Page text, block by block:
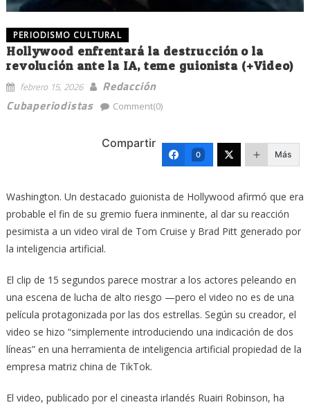
PERIODISMO CULTURAL
Hollywood enfrentará la destrucción o la
revolución ante la IA, teme guionista (+Video)
febrero 15, 2026
Redacción
Cubaperiodistas
Comment(0)
Compartir
0 Más
Washington. Un destacado guionista de Hollywood afirmó que era
probable el fin de su gremio fuera inminente, al dar su reacción
pesimista a un video viral de Tom Cruise y Brad Pitt generado por
la inteligencia artificial.
El clip de 15 segundos parece mostrar a los actores peleando en
una escena de lucha de alto riesgo —pero el video no es de una
película protagonizada por las dos estrellas. Según su creador, el
video se hizo “simplemente introduciendo una indicación de dos
líneas” en una herramienta de inteligencia artificial propiedad de la
empresa matriz china de TikTok.
El video, publicado por el cineasta irlandés Ruairi Robinson, ha